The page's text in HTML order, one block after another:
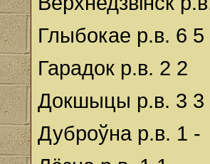
Глыбокае р.в. 6 5
Гарадок р.в. 2 2
Докшыцы р.в. 3 3
Дуброўна р.в. 1 -